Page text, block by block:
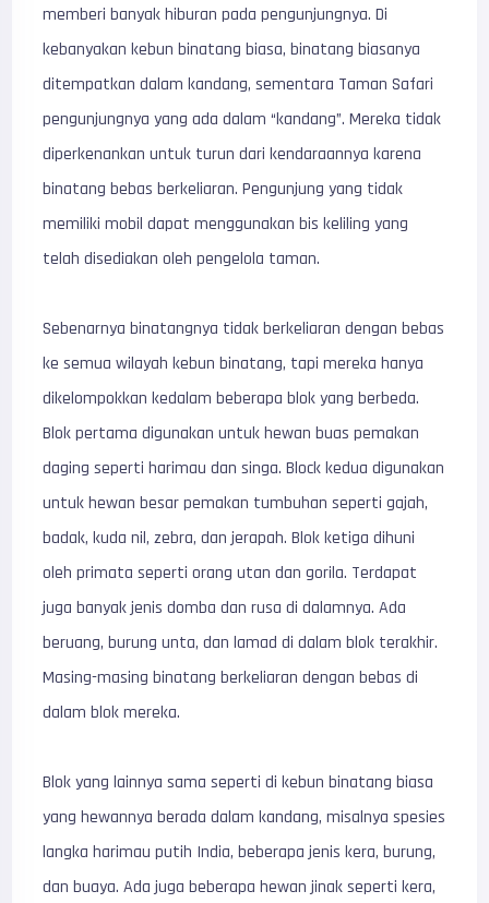
memberi banyak hiburan pada pengunjungnya. Di
kebanyakan kebun binatang biasa, binatang biasanya
ditempatkan dalam kandang, sementara Taman Safari
pengunjungnya yang ada dalam “kandang”. Mereka tidak
diperkenankan untuk turun dari kendaraannya karena
binatang bebas berkeliaran. Pengunjung yang tidak
memiliki mobil dapat menggunakan bis keliling yang
telah disediakan oleh pengelola taman.
Sebenarnya binatangnya tidak berkeliaran dengan bebas
ke semua wilayah kebun binatang, tapi mereka hanya
dikelompokkan kedalam beberapa blok yang berbeda.
Blok pertama digunakan untuk hewan buas pemakan
daging seperti harimau dan singa. Block kedua digunakan
untuk hewan besar pemakan tumbuhan seperti gajah,
badak, kuda nil, zebra, dan jerapah. Blok ketiga dihuni
oleh primata seperti orang utan dan gorila. Terdapat
juga banyak jenis domba dan rusa di dalamnya. Ada
beruang, burung unta, dan lamad di dalam blok terakhir.
Masing-masing binatang berkeliaran dengan bebas di
dalam blok mereka.
Blok yang lainnya sama seperti di kebun binatang biasa
yang hewannya berada dalam kandang, misalnya spesies
langka harimau putih India, beberapa jenis kera, burung,
dan buaya. Ada juga beberapa hewan jinak seperti kera,